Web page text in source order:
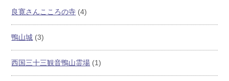
良寛さんこころの寺 (4)
鴨山城 (3)
西国三十三観音鴨山霊場 (1)